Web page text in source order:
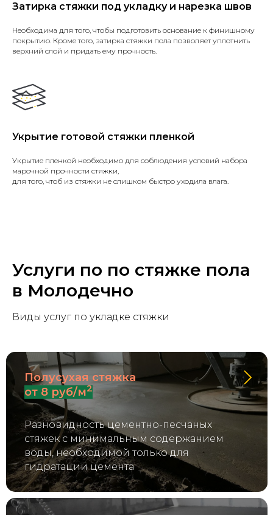
Затирка стяжки под укладку и нарезка швов
Необходима для того, чтобы подготовить основание к финишному
покрытию. Кроме того, затирка стяжки пола позволяет уплотнить
верхний слой и придать ему прочность.
Укрытие готовой стяжки пленкой
Укрытие пленкой необходимо для соблюдения условий набора
марочной прочности стяжки,
для того, чтоб из стяжки не слишком быстро уходила влага.
Услуги по по стяжке пола
в Молодечно
Виды услуг по укладке стяжки
Полусухая стяжка
от 8 руб/м2
Разновидность цементно-песчаных
стяжек с минимальным содержанием
воды, необходимой только для
гидратации цемента